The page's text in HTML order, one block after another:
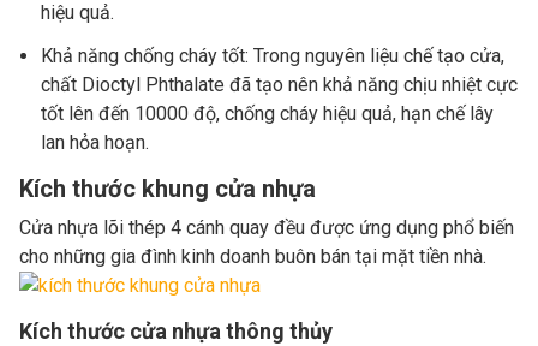
hiệu quả.
Khả năng chống cháy tốt: Trong nguyên liệu chế tạo cửa,
chất Dioctyl Phthalate đã tạo nên khả năng chịu nhiệt cực
tốt lên đến 10000 độ, chống cháy hiệu quả, hạn chế lây
lan hỏa hoạn.
Kích thước khung cửa nhựa
Cửa nhựa lõi thép 4 cánh quay đều được ứng dụng phổ biến
cho những gia đình kinh doanh buôn bán tại mặt tiền nhà.
Kích thước cửa nhựa thông thủy